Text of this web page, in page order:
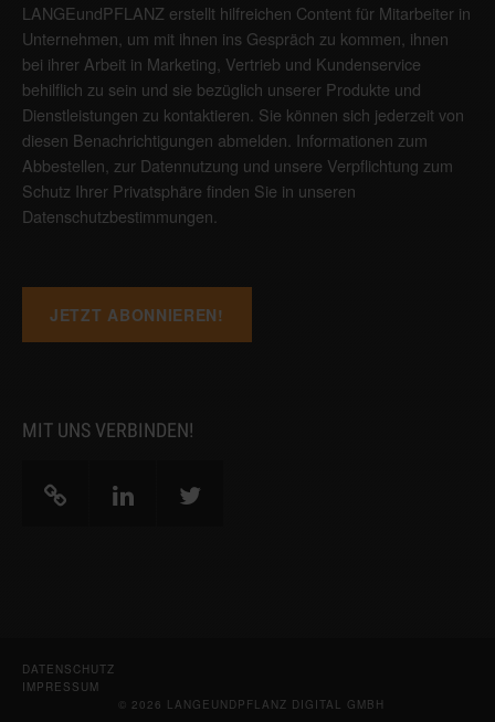
LANGEundPFLANZ erstellt hilfreichen Content für Mitarbeiter in
Unternehmen, um mit ihnen ins Gespräch zu kommen, ihnen
bei ihrer Arbeit in Marketing, Vertrieb und Kundenservice
behilflich zu sein und sie bezüglich unserer Produkte und
Dienstleistungen zu kontaktieren. Sie können sich jederzeit von
diesen Benachrichtigungen abmelden. Informationen zum
Abbestellen, zur Datennutzung und unsere Verpflichtung zum
Schutz Ihrer Privatsphäre finden Sie in unseren
Datenschutzbestimmungen.
MIT UNS VERBINDEN!
DATENSCHUTZ
IMPRESSUM
© 2026 LANGEUNDPFLANZ DIGITAL GMBH